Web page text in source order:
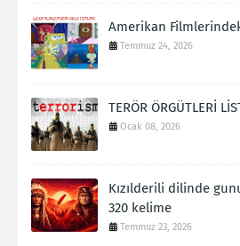
Amerikan
Temmuz 24, 2026
TERÖR ÖRGÜTLERİ
Ocak 08, 2026
Kızılderili dilinde
320 kelime
Temmuz 23, 2026